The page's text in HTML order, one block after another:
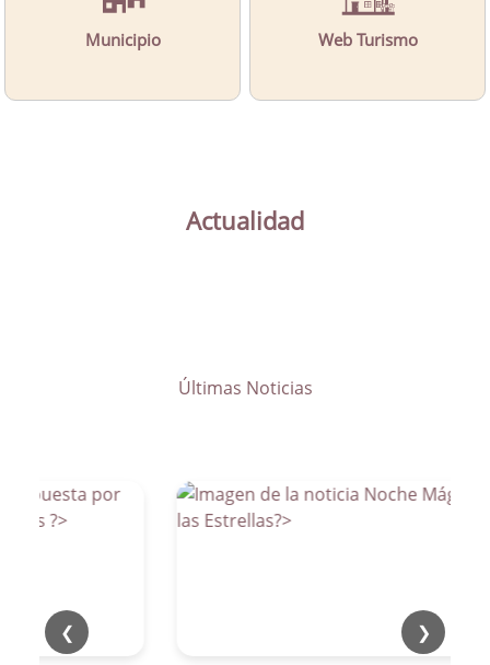
Municipio Web Turismo
Actualidad
Últimas Noticias
❮ ❯